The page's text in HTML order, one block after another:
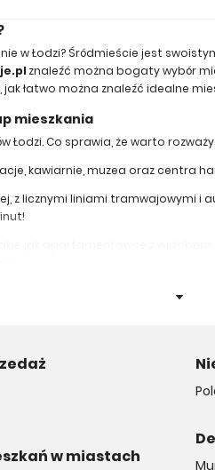
w Łodzi? Śródmieście jest
znaleźć można bogaty wybór
łatwo można znaleźć idealne
mieszkania
Co sprawia, że warto
kawiarnie, muzea oraz centra
z licznymi liniami tramwajowymi i
mieszkań w
omawianej dziś
w miastach